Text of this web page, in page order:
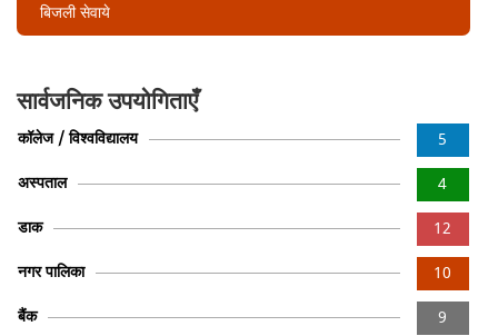
बिजली सेवाये
सार्वजनिक उपयोगिताएँ
5
कॉलेज / विश्वविद्यालय
4
अस्पताल
12
डाक
10
नगर पालिका
9
बैंक